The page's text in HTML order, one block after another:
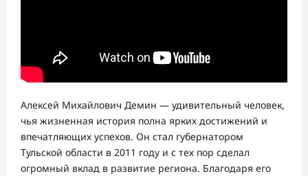
Алексей Михайлович Демин — удивительный человек,
чья жизненная история полна ярких достижений и
впечатляющих успехов. Он стал губернатором
Тульской области в 2011 году и с тех пор сделал
огромный вклад в развитие региона. Благодаря его